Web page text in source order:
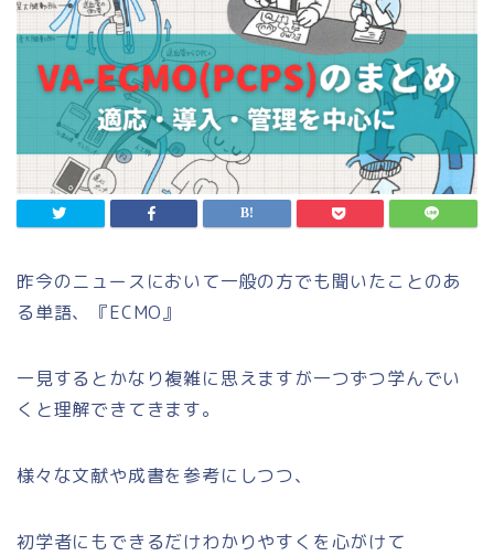
昨今のニュースにおいて一般の方でも聞いたことのあ
る単語、『ECMO』
一見するとかなり複雑に思えますが一つずつ学んでい
くと理解できてきます。
様々な文献や成書を参考にしつつ、
初学者にもできるだけわかりやすくを心がけて